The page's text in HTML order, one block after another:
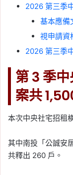
2026 第三季
基本應備
視申請資
2026 第三季
第 3 季
案共
本次中央社宅招租
其中南投「公誠安
共釋出 260 戶。